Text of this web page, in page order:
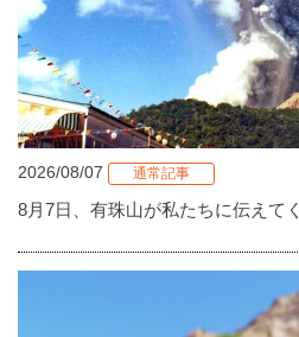
2026/08/07 通常記事
8月7日、有珠山が私たちに伝えて